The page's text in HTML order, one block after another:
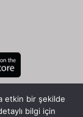
etkin bir şekilde
bilgi için